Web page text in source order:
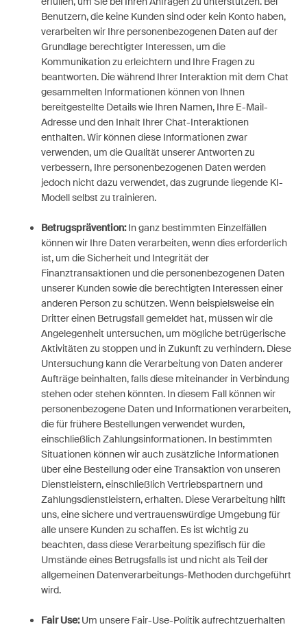
Benutzern, die keine Kunden sind oder kein Konto haben,
verarbeiten wir Ihre personenbezogenen Daten auf der
Grundlage berechtigter Interessen, um die
Kommunikation zu erleichtern und Ihre Fragen zu
beantworten. Die während Ihrer Interaktion mit dem Chat
gesammelten Informationen können von Ihnen
bereitgestellte Details wie Ihren Namen, Ihre E-Mail-
Adresse und den Inhalt Ihrer Chat-Interaktionen
enthalten. Wir können diese Informationen zwar
verwenden, um die Qualität unserer Antworten zu
verbessern, Ihre personenbezogenen Daten werden
jedoch nicht dazu verwendet, das zugrunde liegende KI-
Modell selbst zu trainieren.
Betrugsprävention:In ganz bestimmten Einzelfällen
können wir Ihre Daten verarbeiten, wenn dies erforderlich
ist, um die Sicherheit und Integrität der
Finanztransaktionen und die personenbezogenen Daten
unserer Kunden sowie die berechtigten Interessen einer
anderen Person zu schützen. Wenn beispielsweise ein
Dritter einen Betrugsfall gemeldet hat, müssen wir die
Angelegenheit untersuchen, um mögliche betrügerische
Aktivitäten zu stoppen und in Zukunft zu verhindern. Diese
Untersuchung kann die Verarbeitung von Daten anderer
Aufträge beinhalten, falls diese miteinander in Verbindung
stehen oder stehen könnten. In diesem Fall können wir
personenbezogene Daten und Informationen verarbeiten,
die für frühere Bestellungen verwendet wurden,
einschließlich Zahlungsinformationen. In bestimmten
Situationen können wir auch zusätzliche Informationen
über eine Bestellung oder eine Transaktion von unseren
Dienstleistern, einschließlich Vertriebspartnern und
Zahlungsdienstleistern, erhalten. Diese Verarbeitung hilft
uns, eine sichere und vertrauenswürdige Umgebung für
alle unsere Kunden zu schaffen. Es ist wichtig zu
beachten, dass diese Verarbeitung spezifisch für die
Umstände eines Betrugsfalls ist und nicht als Teil der
allgemeinen Datenverarbeitungs-Methoden durchgeführt
wird.
Fair Use:Um unsere Fair-Use-Politik aufrechtzuerhalten